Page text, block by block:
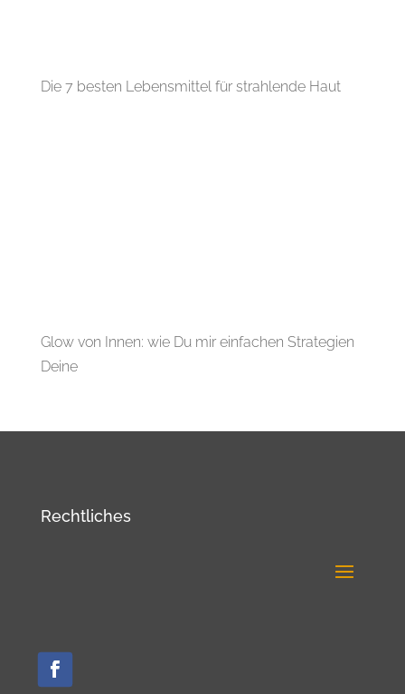
Die 7 besten Lebensmittel für strahlende Haut
Glow von Innen: wie Du mir einfachen Strategien
Deine
Rechtliches